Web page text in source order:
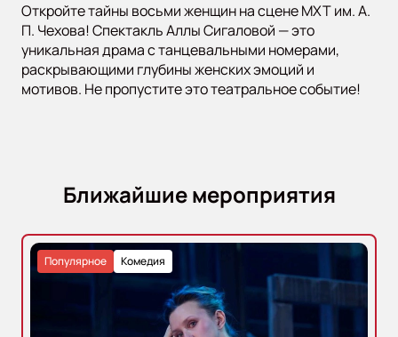
Откройте тайны восьми женщин на сцене МХТ им. А.
П. Чехова! Спектакль Аллы Сигаловой — это
уникальная драма с танцевальными номерами,
раскрывающими глубины женских эмоций и
мотивов. Не пропустите это театральное событие!
Ближайшие мероприятия
Комедия
Популярное